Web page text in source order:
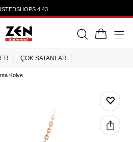
4.43
ÇOK SATANLAR
Kolye